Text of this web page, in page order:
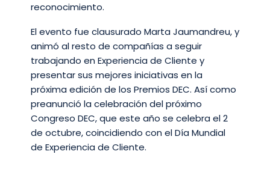
reconocimiento.
El evento fue clausurado Marta Jaumandreu, y
animó al resto de compañías a seguir
trabajando en Experiencia de Cliente y
presentar sus mejores iniciativas en la
próxima edición de los Premios DEC. Así como
preanunció la celebración del próximo
Congreso DEC, que este año se celebra el 2
de octubre, coincidiendo con el Día Mundial
de Experiencia de Cliente.